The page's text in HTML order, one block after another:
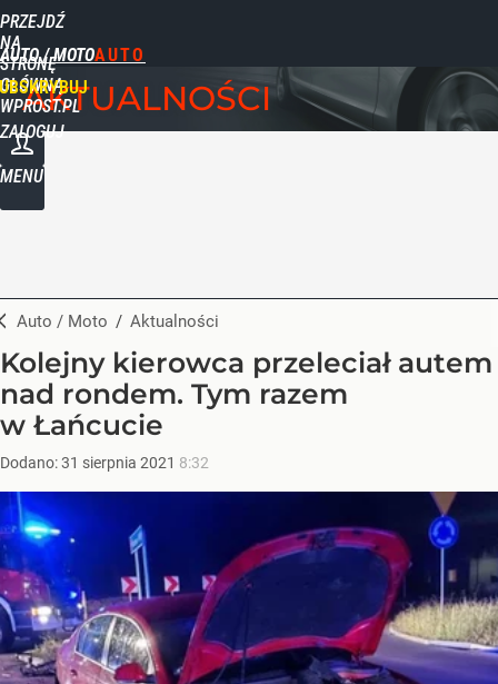
PRZEJDŹ
NA
STRONĘ
GŁÓWNĄ
WPROST.PL
AUTO / MOTO
ZALOGUJ
MENU
AKTUALNOŚCI
Auto / Moto / Aktualności
Kolejny kierowca przeleciał autem
nad rondem. Tym razem
w Łańcucie
Dodano:31 sierpnia 2021 8:32